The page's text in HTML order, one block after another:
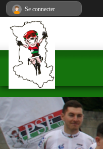
Se connecter
Panneau de gestion des